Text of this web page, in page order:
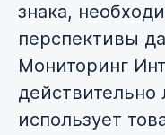
знака,
перспективы
Мониторинг
действительно
использует